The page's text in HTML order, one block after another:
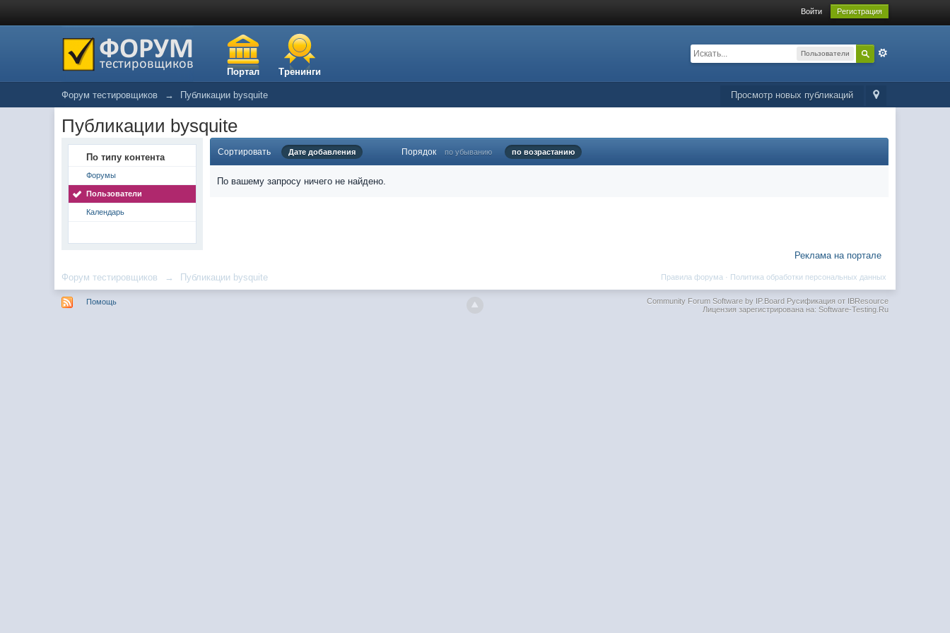
Войти Регистрация
Портал Тренинги
Пользователи
Просмотр новых публикаций
Форум тестировщиков → Публикации bysquite
Публикации bysquite
По типу контента
Форумы
Пользователи
Календарь
Сортировать Дате добавления Порядок по убыванию по возрастанию
По вашему запросу ничего не найдено.
Реклама на портале
Форум тестировщиков → Публикации bysquite Политика обработки персональных данных
Правила форума ·
Помощь Community Forum Software by IP.BoardРусификация от IBResource
Лицензия зарегистрирована на: Software-Testing.Ru